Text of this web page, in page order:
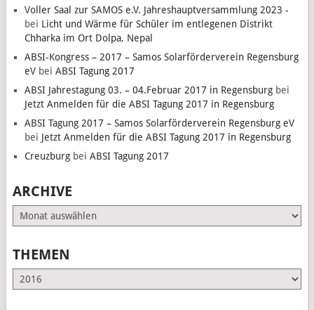
Voller Saal zur SAMOS e.V. Jahreshauptversammlung 2023 -
bei Licht und Wärme für Schüler im entlegenen Distrikt
Chharka im Ort Dolpa, Nepal
ABSI-Kongress – 2017 – Samos Solarförderverein Regensburg
eVbei ABSI Tagung 2017
ABSI Jahrestagung 03. – 04.Februar 2017 in Regensburgbei
Jetzt Anmelden für die ABSI Tagung 2017 in Regensburg
ABSI Tagung 2017 – Samos Solarförderverein Regensburg eV
bei Jetzt Anmelden für die ABSI Tagung 2017 in Regensburg
Creuzburgbei ABSI Tagung 2017
ARCHIVE
Archive
THEMEN
Themen